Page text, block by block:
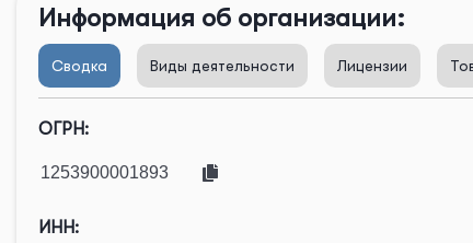
Информация об организации:
Сводка Виды деятельности Лицензии
ОГРН:
ИНН: